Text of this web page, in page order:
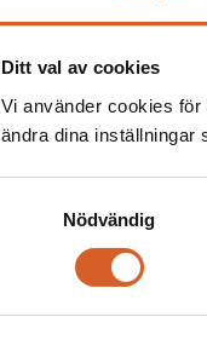
Ditt val av cookies
Vi använder cookies
ändra dina inställningar
Nödvändig